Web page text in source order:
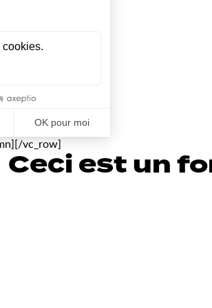
vc_row]
Ceci est un